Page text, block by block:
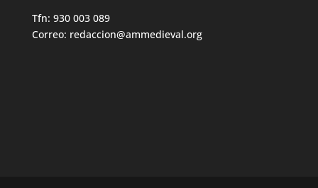
Tfn: 930 003 089
Correo: redaccion@ammedieval.org